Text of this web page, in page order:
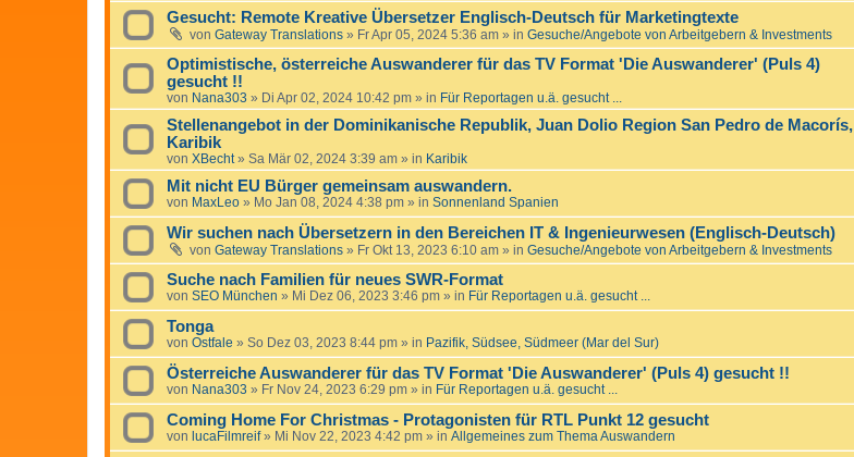
Gesucht: Remote Kreative Übersetzer Englisch-Deutsch für Marketingtexte
von Gateway Translations » Fr Apr 05, 2024 5:36 am » in Gesuche/Angebote von Arbeitgebern & Investments
Optimistische, österreiche Auswanderer für das TV Format 'Die Auswanderer' (Puls 4)
gesucht !!
von Nana303 » Di Apr 02, 2024 10:42 pm » in Für Reportagen u.ä. gesucht ...
Stellenangebot in der Dominikanische Republik, Juan Dolio Region San Pedro de Macorís,
Karibik
von XBecht» Sa Mär 02, 2024 3:39 am » in Karibik
Mit nicht EU Bürger gemeinsam auswandern.
von MaxLeo » Mo Jan 08, 2024 4:38 pm » in Sonnenland Spanien
Wir suchen nach Übersetzern in den Bereichen IT & Ingenieurwesen (Englisch-Deutsch)
von Gateway Translations » Fr Okt 13, 2023 6:10 am » in Gesuche/Angebote von Arbeitgebern & Investments
Suche nach Familien für neues SWR-Format
von SEO München » Mi Dez 06, 2023 3:46 pm » in Für Reportagen u.ä. gesucht ...
Tonga
von Ostfale » So Dez 03, 2023 8:44 pm » in Pazifik, Südsee, Südmeer (Mar del Sur)
Österreiche Auswanderer für das TV Format 'Die Auswanderer' (Puls 4) gesucht !!
von Nana303 » Fr Nov 24, 2023 6:29 pm » in Für Reportagen u.ä. gesucht ...
Coming Home For Christmas - Protagonisten für RTL Punkt 12 gesucht
von lucaFilmreif» Mi Nov 22, 2023 4:42 pm » in Allgemeines zum Thema Auswandern